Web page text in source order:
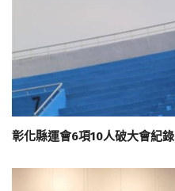
彰化縣運會6項10人破大會紀錄